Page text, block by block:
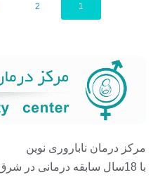
1
2
مرکز درمان ناباروری نوین
با 18سال سابقه درمانی در شرق کشور